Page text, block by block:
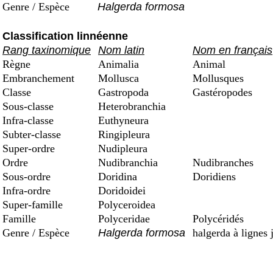
Genre / Espèce
Halgerda formosa
Classification linnéenne
Rang taxinomique Nom latin
Nom en français
Règne
Animalia
Animal
Embranchement
Mollusca
Mollusques
Classe
Gastropoda
Gastéropodes
Sous-classe
Heterobranchia
Infra-classe
Euthyneura
Subter-classe
Ringipleura
Super-ordre
Nudipleura
Ordre
Nudibranchia
Nudibranches
Sous-ordre
Doridina
Doridiens
Infra-ordre
Doridoidei
Super-famille
Polyceroidea
Famille
Polyceridae
Polycéridés
Genre / Espèce
Halgerda formosa halgerda à lignes